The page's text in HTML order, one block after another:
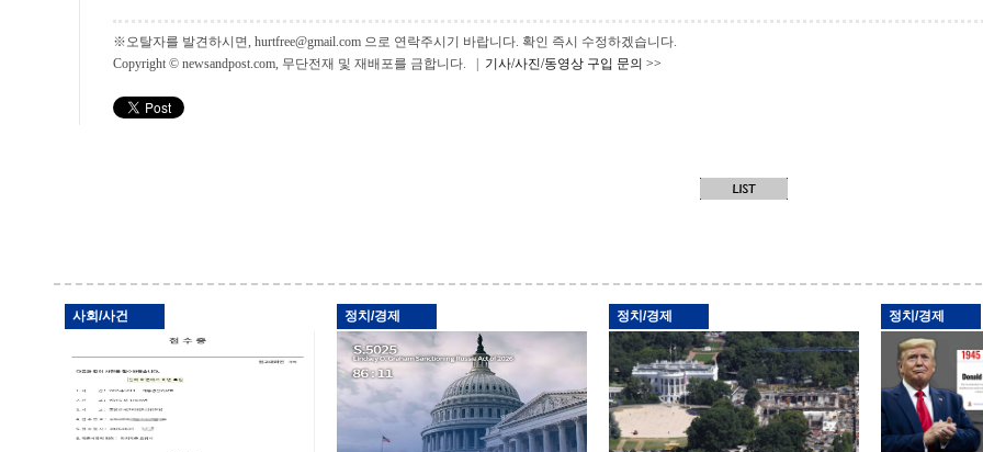
※오탈자를 발견하시면, hurtfree@gmail.com 으로 연락주시기 바랍니다. 확인 즉시 수정하겠습니다.
Copyright © newsandpost.com, 무단전재 및 재배포를 금합니다. | 기사/사진/동영상 구입 문의 >>
사회/사건 정치/경제 정치/경제 정치/경제